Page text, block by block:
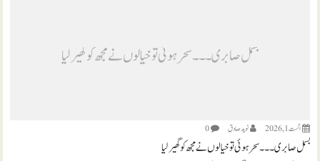
بسمل صابری ۔۔۔ سحر ہوئی تو خیالوں نے مجھ کو گھیر لیا
اگست 1, 2026 نويد صادق 0
بسمل صابری ۔۔۔ سحر ہوئی تو خیالوں نے مجھ کو گھیر لیا